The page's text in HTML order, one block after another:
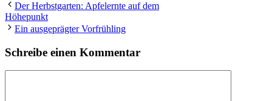
Der Herbstgarten: Apfelernte auf dem
Höhepunkt
Ein ausgeprägter Vorfrühling
Schreibe einen Kommentar